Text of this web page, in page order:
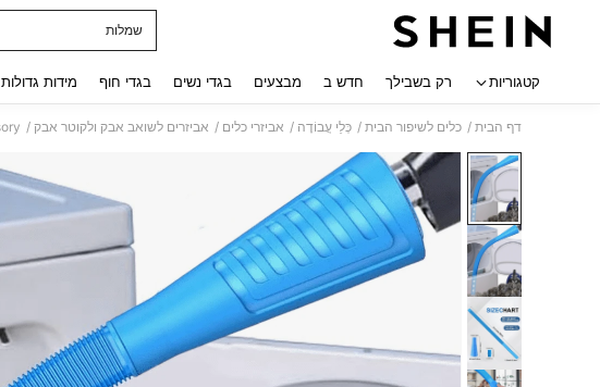
שמלות
קטגוריות רק בשבילך חדש ב מבצעים בגדי נשים בגדי חוף מידות גדולות
דף הבית / כלים לשיפור הבית / כְּלֵי עֲבוֹדָה / אביזרי כלים / אביזרים לשואב אבק ולקוטר אבק /